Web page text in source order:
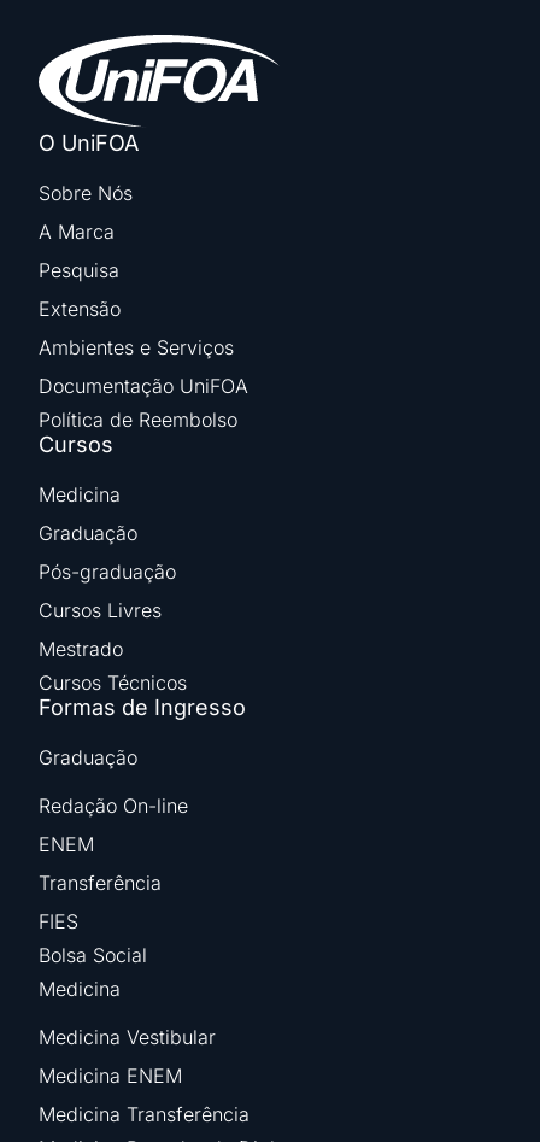
O UniFOA
Sobre Nós
A Marca
Pesquisa
Extensão
Ambientes e Serviços
Documentação UniFOA
Política de Reembolso
Cursos
Medicina
Graduação
Pós-graduação
Cursos Livres
Mestrado
Cursos Técnicos
Formas de Ingresso
Graduação
Redação On-line
ENEM
Transferência
FIES
Bolsa Social
Medicina
Medicina Vestibular
Medicina ENEM
Medicina Transferência